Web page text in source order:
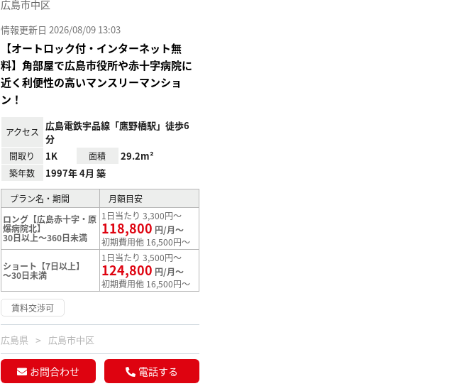
広島市中区
情報更新日 2026/08/09 13:03
【オートロック付・インターネット無
料】角部屋で広島市役所や赤十字病院に
近く利便性の高いマンスリーマンショ
ン！
アクセス
広島電鉄宇品線「鷹野橋駅」徒歩6
分
間取り 1K 面積 29.2m²
築年数 1997年 4月 築
プラン名・期間
月額目安
ロング【広島赤十字・原
爆病院北】
30日以上～360日未満
1日当たり 3,300円～
118,800 円/月～
初期費用他 16,500円～
ショート【7日以上】
～30日未満
1日当たり 3,500円～
124,800 円/月～
初期費用他 16,500円～
賃料交渉可
広島県 広島市中区
お問合わせ 電話する